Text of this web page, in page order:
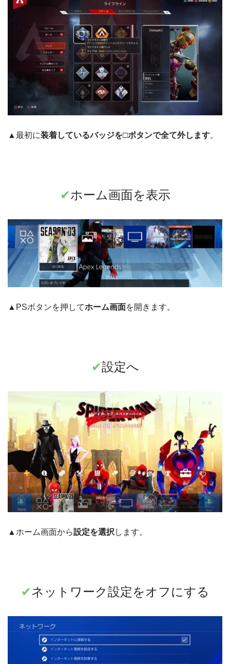
▲最初に装着しているバッジを□ボタンで全て外します。
✔︎ホーム画面を表示
▲PSボタンを押してホーム画面を開きます。
✔︎設定へ
▲ホーム画面から設定を選択 します。
✔︎ネットワーク設定をオフにする